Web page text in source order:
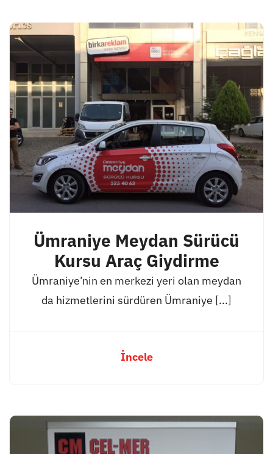
Ümraniye Meydan Sürücü
Kursu Araç Giydirme
Ümraniye’nin en merkezi yeri olan meydan
da hizmetlerini sürdüren Ümraniye [...]
İncele